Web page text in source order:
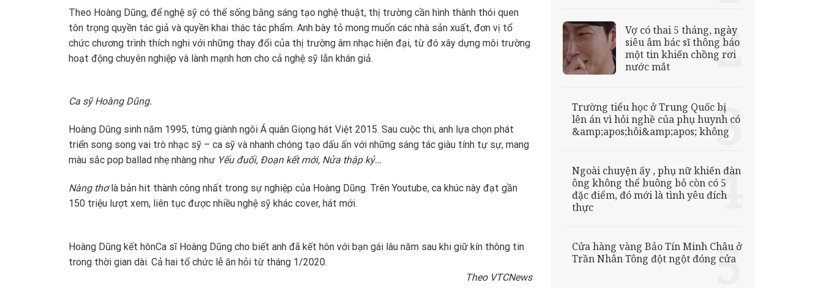
Theo Hoàng Dũng, để nghệ sỹ có thể sống bằng sáng tạo nghệ thuật, thị trường cần hình thành thói quen
tôn trọng quyền tác giả và quyền khai thác tác phẩm. Anh bày tỏ mong muốn các nhà sản xuất, đơn vị tổ
chức chương trình thích nghi với những thay đổi của thị trường âm nhạc hiện đại, từ đó xây dựng môi trường
hoạt động chuyên nghiệp và lành mạnh hơn cho cả nghệ sỹ lẫn khán giả.
Ca sỹ Hoàng Dũng.
Hoàng Dũng sinh năm 1995, từng giành ngôi Á quân Giọng hát Việt 2015. Sau cuộc thi, anh lựa chọn phát
triển song song vai trò nhạc sỹ – ca sỹ và nhanh chóng tạo dấu ấn với những sáng tác giàu tính tự sự, mang
màu sắc pop ballad nhẹ nhàng như Yếu đuối, Đoạn kết mới, Nửa thập kỷ…
Nàng thơlà bản hit thành công nhất trong sự nghiệp của Hoàng Dũng. Trên Youtube, ca khúc này đạt gần
150 triệu lượt xem, liên tục được nhiều nghệ sỹ khác cover, hát mới.
Hoàng Dũng kết hônCa sĩ Hoàng Dũng cho biết anh đã kết hôn với bạn gái lâu năm sau khi giữ kín thông tin
trong thời gian dài. Cả hai tổ chức lễ ăn hỏi từ tháng 1/2020.
Theo VTCNews
Vợ có thai 5 tháng, ngày
siêu âm bác sĩ thông báo
một tin khiến chồng rơi
nước mắt
Trường tiểu học ở Trung Quốc bị
lên án vì hỏi nghề của phụ huynh có
&amp;apos;hôi&amp;apos; không
Ngoài chuyện ấy , phụ nữ khiến đàn
ông không thể buông bỏ còn có 5
đặc điểm, đó mới là tình yêu đích
thực
Cửa hàng vàng Bảo Tín Minh Châu ở
Trần Nhân Tông đột ngột đóng cửa